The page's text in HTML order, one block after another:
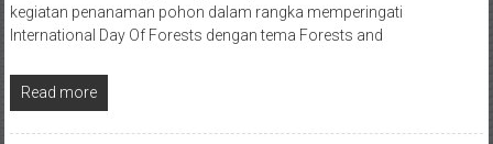
kegiatan penanaman pohon dalam rangka memperingati
International Day Of Forests dengan tema Forests and
Read more